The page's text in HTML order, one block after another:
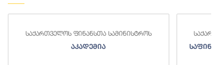
საქართველოს ფინანსთა სამინისტროს
საფინანსო-ანალიტიკური სამსახური